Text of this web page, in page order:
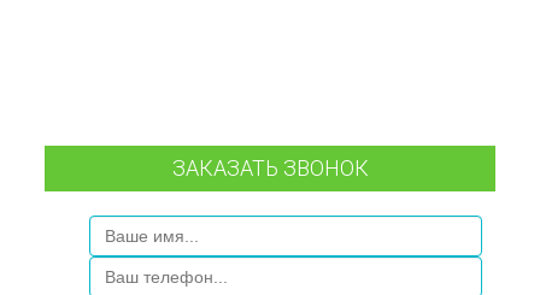
ЗАКАЗАТЬ ЗВОНОК